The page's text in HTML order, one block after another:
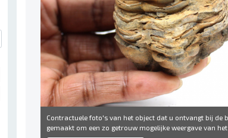
Contractuele foto's van het object dat u ontvangt bij de
gemaakt om een ​​zo getrouw mogelijke weergave van